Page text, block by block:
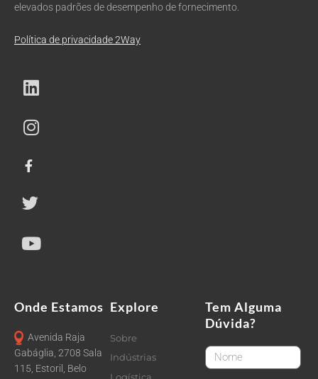
elevados padrões de desempenho de fornecimento.
Política de privacidade 2Way
Onde Estamos
Avenida Raja
Gabáglia, 2708 Sala
115, Estoril, Belo
Explore
Sobre
Indústrias
Tem Alguma
Dúvida?
FirstName